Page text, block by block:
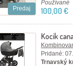
Predaj
Používané
100,00 €
Kocik
Pridané:
Trnavský